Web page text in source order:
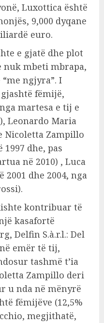
Luxottica është
9,000 dyqane
euro.
e gjatë dhe plot
nuk mbeti mbrapa,
ngjyra”. I
fëmijë,
martesa e tij e
Leonardo Maria
Nicoletta Zampillo
dhe, pas
në 2010) , Luca
dhe 2004, nga
kontribuar të
kasafortë
Delfin S.à.r.l.: Del
emër të tij,
tashmë t’ia
Zampillo deri
u nda në mënyrë
fëmijëve (12,5%
megjithatë,